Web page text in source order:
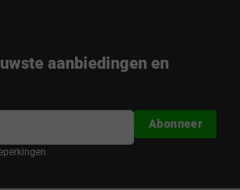
aanbiedingen en
Abonneer